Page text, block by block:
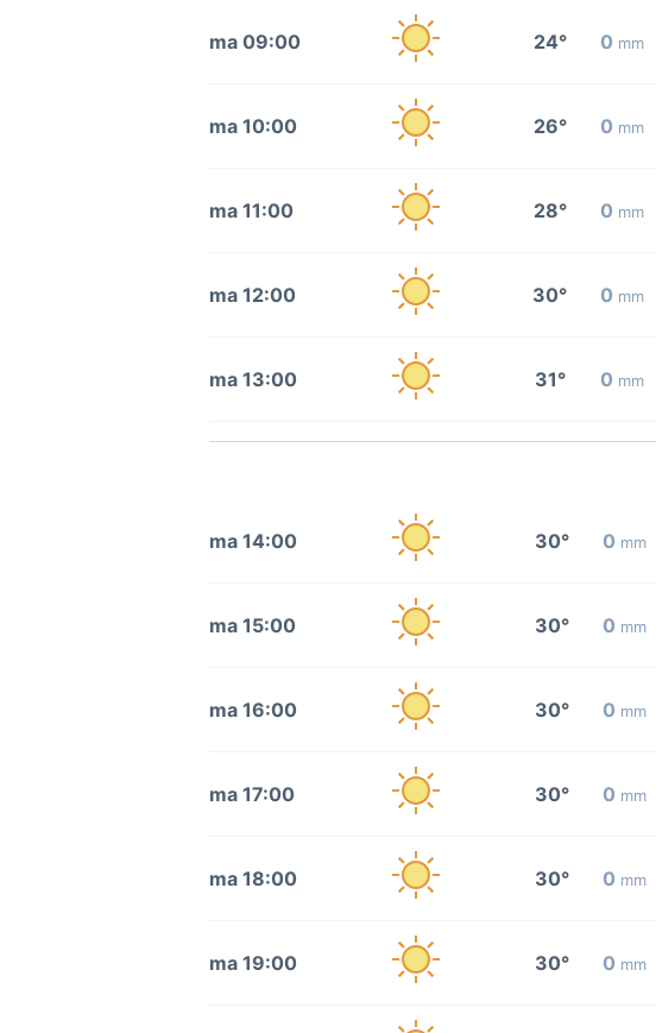
ma 09:00 24° 0 mm
ma 10:00 26° 0 mm
ma 11:00 28° 0 mm
ma 12:00 30° 0 mm
ma 13:00 31° 0 mm
ma 14:00 30° 0 mm
ma 15:00 30° 0 mm
ma 16:00 30° 0 mm
ma 17:00 30° 0 mm
ma 18:00 30° 0 mm
ma 19:00 30° 0 mm